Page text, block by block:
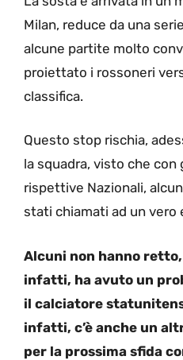
Milan, reduce da una
alcune partite molto
proiettato i rossoneri
classifica.
Questo stop rischia,
la squadra, visto che con
rispettive Nazionali,
stati chiamati ad un vero
Alcuni non hanno
infatti, ha avuto un
il calciatore
infatti, c’è anche un
per la prossima sfida